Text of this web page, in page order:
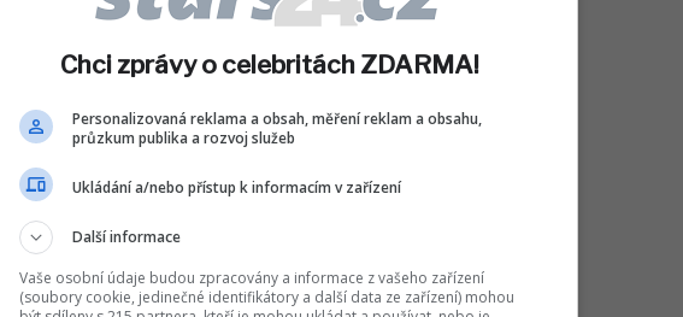
za rovnost pohlaví, reprodukční práva
amerických soudů v otázce
vzdělání o ženském zdraví a zvyšuje
ve zdravotnictví. Všechny tyto
své výjimečné pozice, ale zároveň se
Chci zprávy o celebritách ZDARMA!
Personalizovaná reklama a obsah, měření reklam a obsahu,
průzkum publika a rozvoj služeb
Ukládání a/nebo přístup k informacím v zařízení
Další informace
Vaše osobní údaje budou zpracovány a informace z vašeho zařízení
(soubory cookie, jedinečné identifikátory a další data ze zařízení) mohou